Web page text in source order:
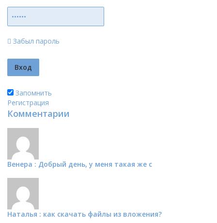
Забыл пароль
Запомнить
Регистрация
Комментарии
Венера : Добрый день, у меня такая же с
Наталья : как скачать файлы из вложения?